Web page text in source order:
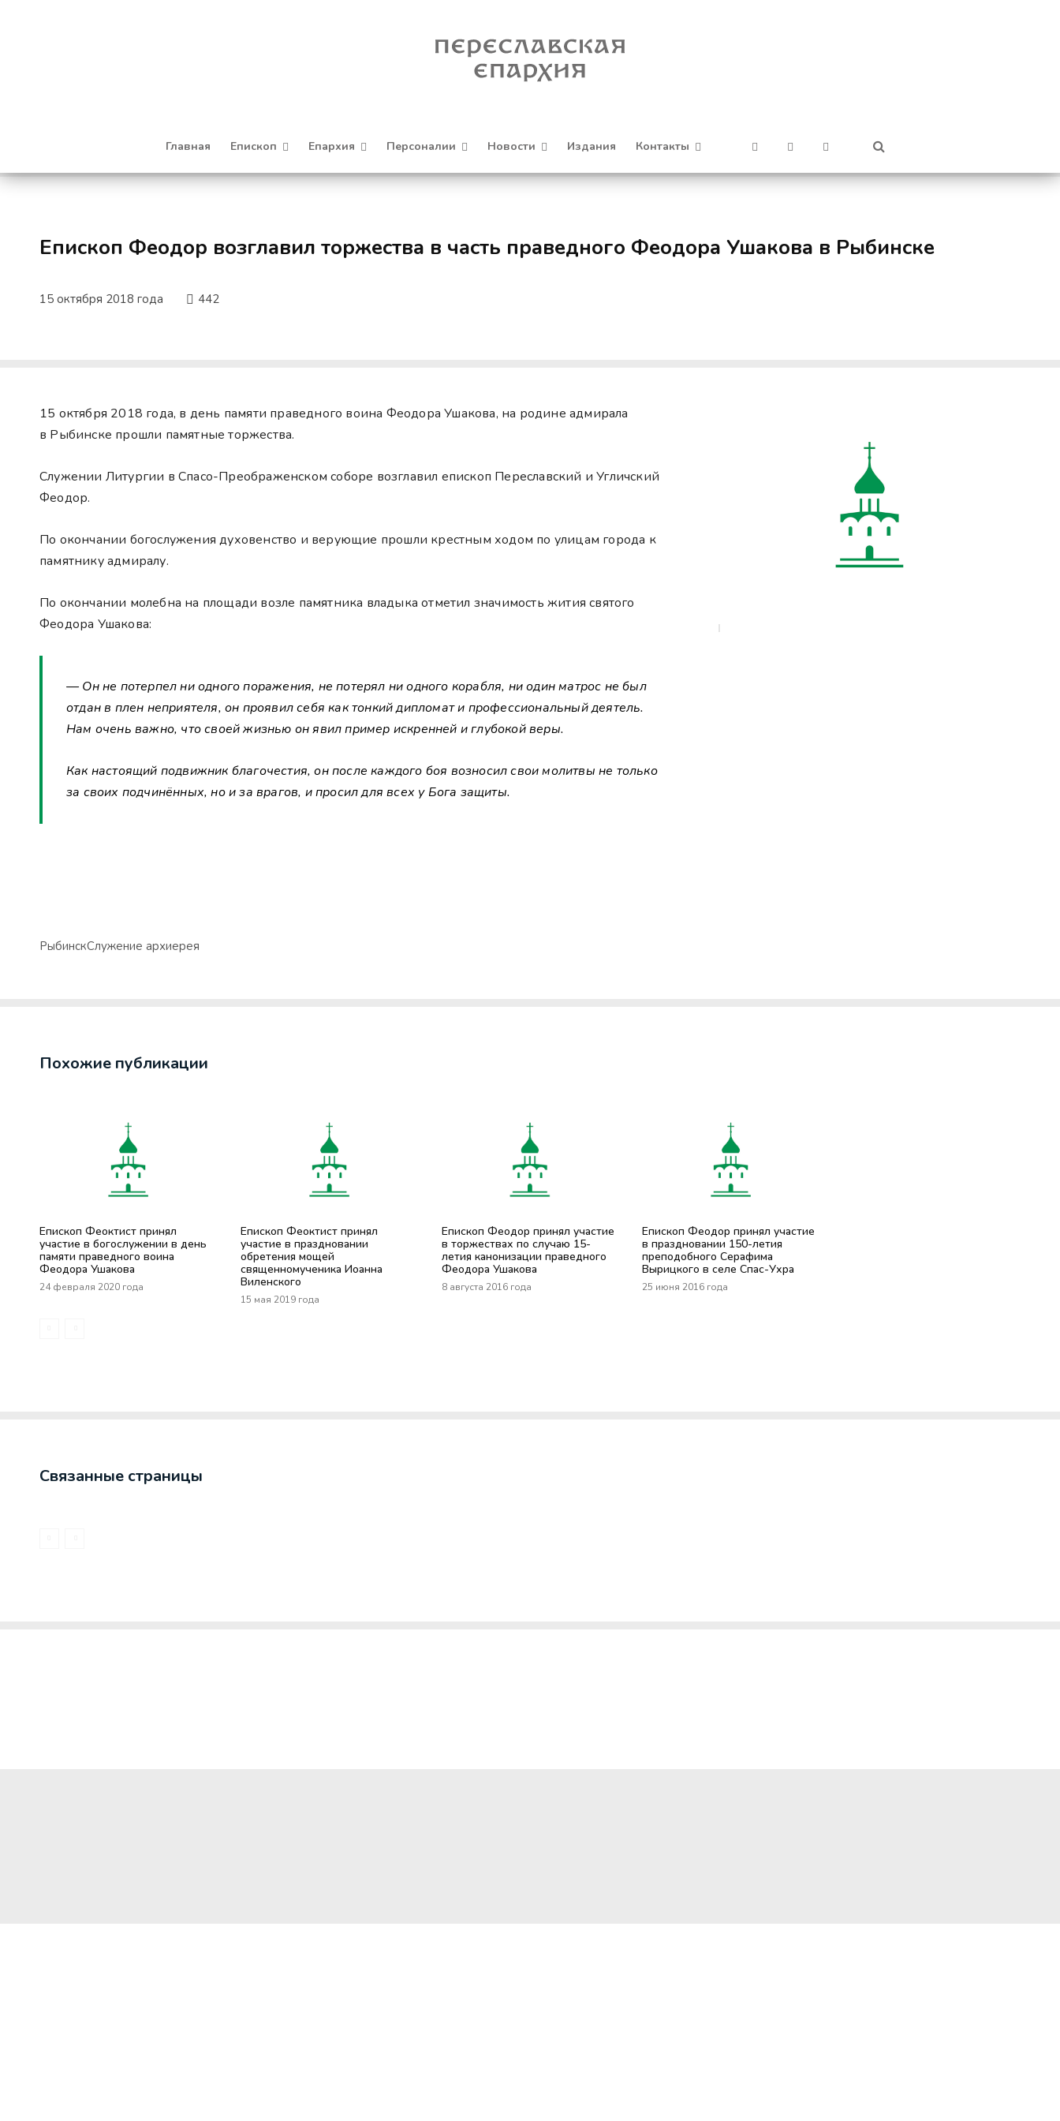
Главная Епископ Епархия Персоналии Новости Издания Контакты
Епископ Феодор возглавил торжества в часть праведного Феодора Ушакова в Рыбинске
15 октября 2018 года 442
15 октября 2018 года, в день памяти праведного воина Феодора Ушакова, на родине адмирала
в Рыбинске прошли памятные торжества.
Служении Литургии в Спасо-Преображенском соборе возглавил епископ Переславский и Угличский
Феодор.
По окончании богослужения духовенство и верующие прошли крестным ходом по улицам города к
памятнику адмиралу.
По окончании молебна на площади возле памятника владыка отметил значимость жития святого
Феодора Ушакова:
— Он не потерпел ни одного поражения, не потерял ни одного корабля, ни один матрос не был
отдан в плен неприятеля, он проявил себя как тонкий дипломат и профессиональный деятель.
Нам очень важно, что своей жизнью он явил пример искренней и глубокой веры.
Как настоящий подвижник благочестия, он после каждого боя возносил свои молитвы не только
за своих подчинённых, но и за врагов, и просил для всех у Бога защиты.
РыбинскСлужение архиерея
Похожие публикации
Епископ Феоктист принял
участие в богослужении в день
памяти праведного воина
Феодора Ушакова
24 февраля 2020 года
Епископ Феоктист принял
участие в праздновании
обретения мощей
священномученика Иоанна
Виленского
15 мая 2019 года
Епископ Феодор принял участие
в торжествах по случаю 15-
летия канонизации праведного
Феодора Ушакова
8 августа 2016 года
Епископ Феодор принял участие
в праздновании 150-летия
преподобного Серафима
Вырицкого в селе Спас-Ухра
25 июня 2016 года
Связанные страницы